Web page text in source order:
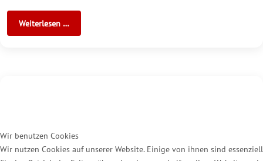
Weiterlesen …
Wir benutzen Cookies
Wir nutzen Cookies auf unserer Website. Einige von ihnen sind essenziell